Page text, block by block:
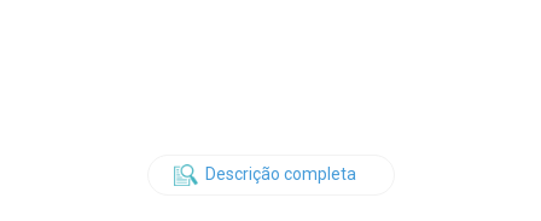
Descrição completa